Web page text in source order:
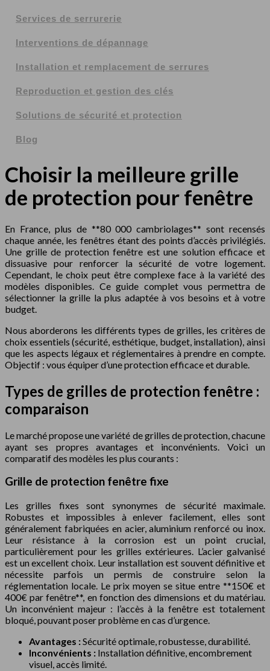
Services de serrurerie
Interventions de dépannage
Installation et remplacement de serrures
Reproduction et gestion des clés
Solutions de sécurité et protection
Blog
Choisir la meilleure grille
de protection pour fenêtre
En France, plus de **80 000 cambriolages** sont recensés
chaque année, les fenêtres étant des points d’accès privilégiés.
Une grille de protection fenêtre est une solution efficace et
dissuasive pour renforcer la sécurité de votre logement.
Cependant, le choix peut être complexe face à la variété des
modèles disponibles. Ce guide complet vous permettra de
sélectionner la grille la plus adaptée à vos besoins et à votre
budget.
Nous aborderons les différents types de grilles, les critères de
choix essentiels (sécurité, esthétique, budget, installation), ainsi
que les aspects légaux et réglementaires à prendre en compte.
Objectif : vous équiper d’une protection efficace et durable.
Types de grilles de protection fenêtre :
comparaison
Le marché propose une variété de grilles de protection, chacune
ayant ses propres avantages et inconvénients. Voici un
comparatif des modèles les plus courants :
Grille de protection fenêtre fixe
Les grilles fixes sont synonymes de sécurité maximale.
Robustes et impossibles à enlever facilement, elles sont
généralement fabriquées en acier, aluminium renforcé ou inox.
Leur résistance à la corrosion est un point crucial,
particulièrement pour les grilles extérieures. L’acier galvanisé
est un excellent choix. Leur installation est souvent définitive et
nécessite parfois un permis de construire selon la
réglementation locale. Le prix moyen se situe entre **150€ et
400€ par fenêtre**, en fonction des dimensions et du matériau.
Un inconvénient majeur : l’accès à la fenêtre est totalement
bloqué, pouvant poser problème en cas d’urgence.
Avantages :Sécurité optimale, robustesse, durabilité.
Inconvénients : Installation définitive, encombrement
visuel, accès limité.